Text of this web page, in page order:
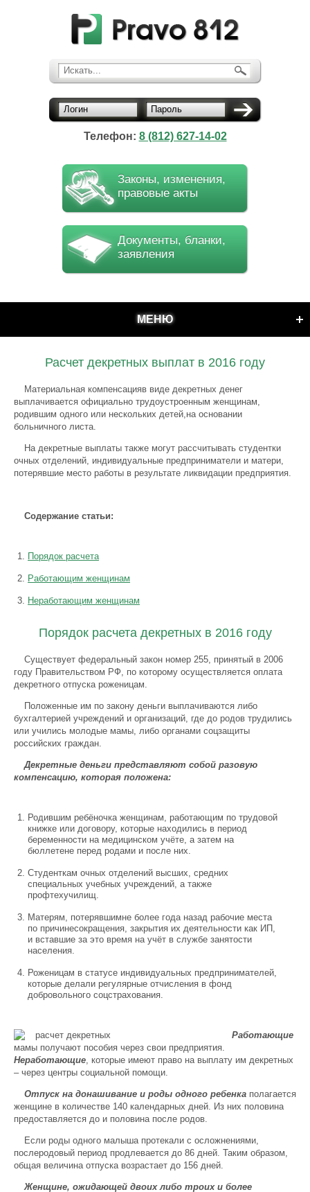
Искать...
Логин Пароль
Телефон: 8 (812) 627-14-02
Законы, изменения,
правовые акты
Документы, бланки,
заявления
МЕНЮ
Расчет декретных выплат в 2016 году
Материальная компенсацияв виде декретных денег
выплачивается официально трудоустроенным женщинам,
родившим одного или нескольких детей,на основании
больничного листа.
На декретные выплаты также могут рассчитывать студентки
очных отделений, индивидуальные предприниматели и матери,
потерявшие место работы в результате ликвидации предприятия.
Содержание статьи:
Порядок расчета
Работающим женщинам
Неработающим женщинам
Порядок расчета декретных в 2016 году
Существует федеральный закон номер 255, принятый в 2006
году Правительством РФ, по которому осуществляется оплата
декретного отпуска роженицам.
Положенные им по закону деньги выплачиваются либо
бухгалтерией учреждений и организаций, где до родов трудились
или учились молодые мамы, либо органами соцзащиты
российских граждан.
Декретные деньги представляют собой разовую
компенсацию, которая положена:
Родившим ребёночка женщинам, работающим по трудовой
книжке или договору, которые находились в период
беременности на медицинском учёте, а затем на
бюллетене перед родами и после них.
Студенткам очных отделений высших, средних
специальных учебных учреждений, а также
профтехучилищ.
Матерям, потерявшимне более года назад рабочие места
по причинесокращения, закрытия их деятельности как ИП,
и вставшие за это время на учёт в службе занятости
населения.
Роженицам в статусе индивидуальных предпринимателей,
которые делали регулярные отчисления в фонд
добровольного соцстрахования.
Работающие
мамы получают пособия через свои предприятия.
Неработающие, которые имеют право на выплату им декретных
– через центры социальной помощи.
Отпуск на донашивание и роды одного ребенка полагается
женщине в количестве 140 календарных дней. Из них половина
предоставляется до и половина после родов.
Если роды одного малыша протекали с осложнениями,
послеродовый период продлевается до 86 дней. Таким образом,
общая величина отпуска возрастает до 156 дней.
Женщине, ожидающей двоих либо троих и более